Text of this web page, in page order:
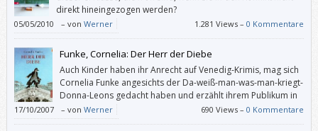
direkt hineingezogen werden?
05/05/2010 – von Werner 1.281 Views –0 Kommentare
Funke, Cornelia: Der Herr der Diebe
Auch Kinder haben ihr Anrecht auf Venedig-Krimis, mag sich
Cornelia Funke angesichts der Da-weiß-man-was-man-kriegt-
Donna-Leons gedacht haben und erzählt ihrem Publikum in
“Der Herr der Diebe” eine anspruchsvolle Geschichte mit
vielen überraschenden Drehungen und Wendungen.
17/10/2007 – von Werner 690 Views –0 Kommentare